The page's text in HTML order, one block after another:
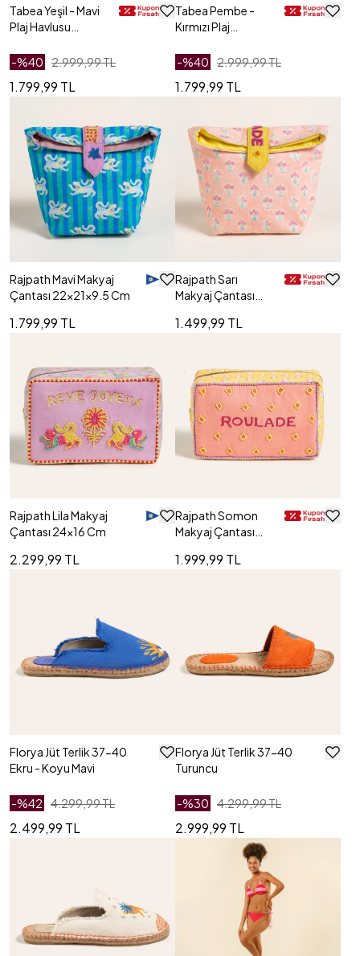
Tabea Yeşil - Mavi
Plaj Havlusu
-%40 2.999,99 TL
1.799,99 TL
Tabea Pembe -
Kırmızı Plaj
Cm
-%40 2.999,99 TL
1.799,99 TL
Rajpath Mavi Makyaj
Çantası 22x21x9.5 Cm
1.799,99 TL
Rajpath Sarı
Makyaj Çantası
1.499,99 TL
Rajpath Lila Makyaj
Çantası 24x16 Cm
2.299,99 TL
Rajpath Somon
Makyaj Çantası
1.999,99 TL
Florya Jüt Terlik 37-40
Ekru - Koyu Mavi
-%42 4.299,99 TL
2.499,99 TL
Florya Jüt Terlik 37-40
Turuncu
-%30 4.299,99 TL
2.999,99 TL